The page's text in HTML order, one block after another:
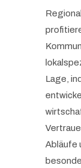
Lage,
Abläufe